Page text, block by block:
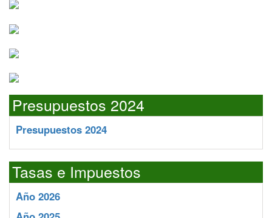
Presupuestos 2024
Presupuestos 2024
Tasas e Impuestos
Año 2026